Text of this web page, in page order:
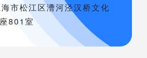
市松江区漕河泾汉桥文化
801室